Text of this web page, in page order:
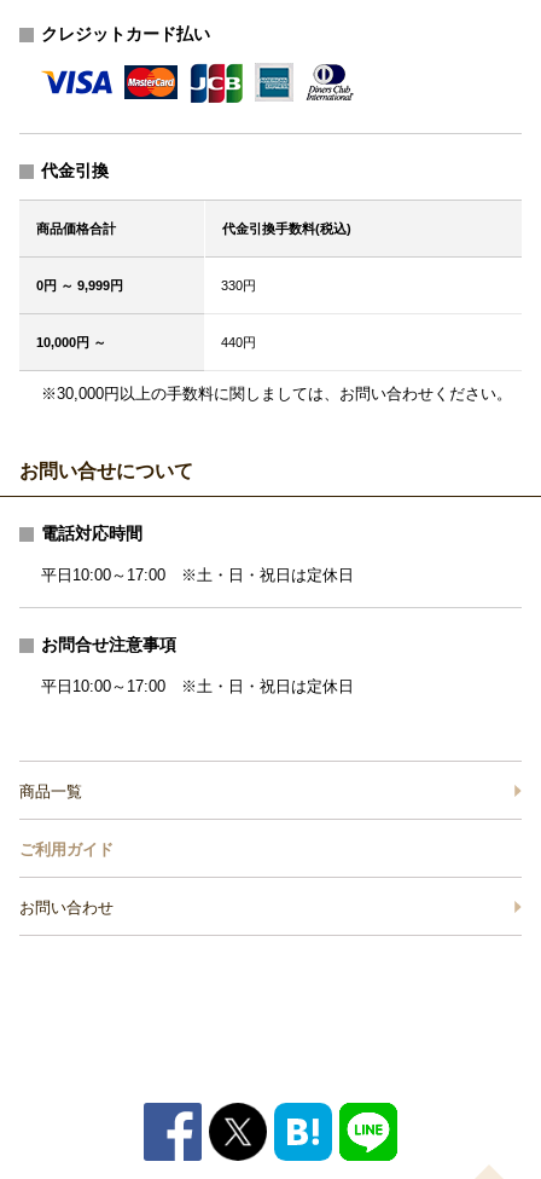
クレジットカード払い
代金引換
商品価格合計 代金引換手数料(税込)
0円 ～ 9,999円 330円
10,000円 ～ 440円
※30,000円以上の手数料に関しましては、お問い合わせください。
お問い合せについて
電話対応時間
平日10:00～17:00 ※土・日・祝日は定休日
お問合せ注意事項
平日10:00～17:00 ※土・日・祝日は定休日
商品一覧
ご利用ガイド
お問い合わせ